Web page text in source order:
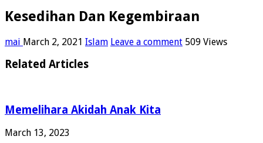
Kesedihan Dan Kegembiraan
mai March 2, 2021 Islam Leave a comment 509 Views
Related Articles
Memelihara Akidah Anak Kita
March 13, 2023